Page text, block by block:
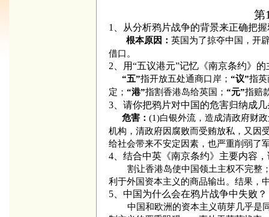
第
1、从分析鸦片战争的背景来正确把
根本原因：英国为了掠夺中国，开
借口。
2、用“五议港元”记忆《南京条约》
“五”指开放五处通商口岸； “议”指
定； “港”指割香港岛给英国； “元”指赔
3、请你把鸦片对中国的危害归纳成
危害： (1)白银外流，造成清政府财
机构，清政府因腐败而受贿放私，又因
给社会带来不安定因素，也严重削弱了
4、结合中英《南京条约》主要内容
割让香港岛使中国领土主权不完整
利于外国资本主义的商品输出。结果，
5、中国为什么会在鸦片战争中失败？
中国和欧洲的资本主义萌芽几乎是